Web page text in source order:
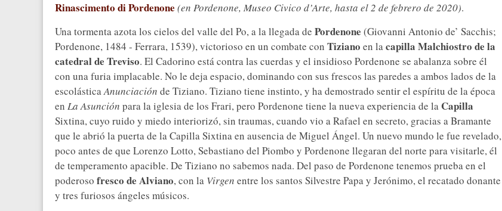
Rinascimento di Pordenone (en Pordenone, Museo Civico d’Arte, hasta el 2 de febrero de 2020).
Una tormenta azota los cielos del valle del Po, a la llegada de Pordenone (Giovanni Antonio de’ Sacchis;
Pordenone, 1484 - Ferrara, 1539), victorioso en un combate con Tiziano en lacapilla Malchiostro de la
catedral de Treviso. El Cadorino está contra las cuerdas y el insidioso Pordenone se abalanza sobre él
con una furia implacable. No le deja espacio, dominando con sus frescos las paredes a ambos lados de la
escolásticaAnunciación de Tiziano. Tiziano tiene instinto, y ha demostrado sentir el espíritu de la época
en La Asunción para la iglesia de los Frari, pero Pordenone tiene la nueva experiencia de la Capilla
Sixtina, cuyo ruido y miedo interiorizó, sin traumas, cuando vio a Rafael en secreto, gracias a Bramante
que le abrió la puerta de la Capilla Sixtina en ausencia de Miguel Ángel. Un nuevo mundo le fue revelado,
poco antes de que Lorenzo Lotto, Sebastiano del Piombo y Pordenone llegaran del norte para visitarle, él
de temperamento apacible. De Tiziano no sabemos nada. Del paso de Pordenone tenemos prueba en el
poderoso fresco de Alviano, con la Virgen entre los santos Silvestre Papa y Jerónimo, el recatado donante
y tres furiosos ángeles músicos.